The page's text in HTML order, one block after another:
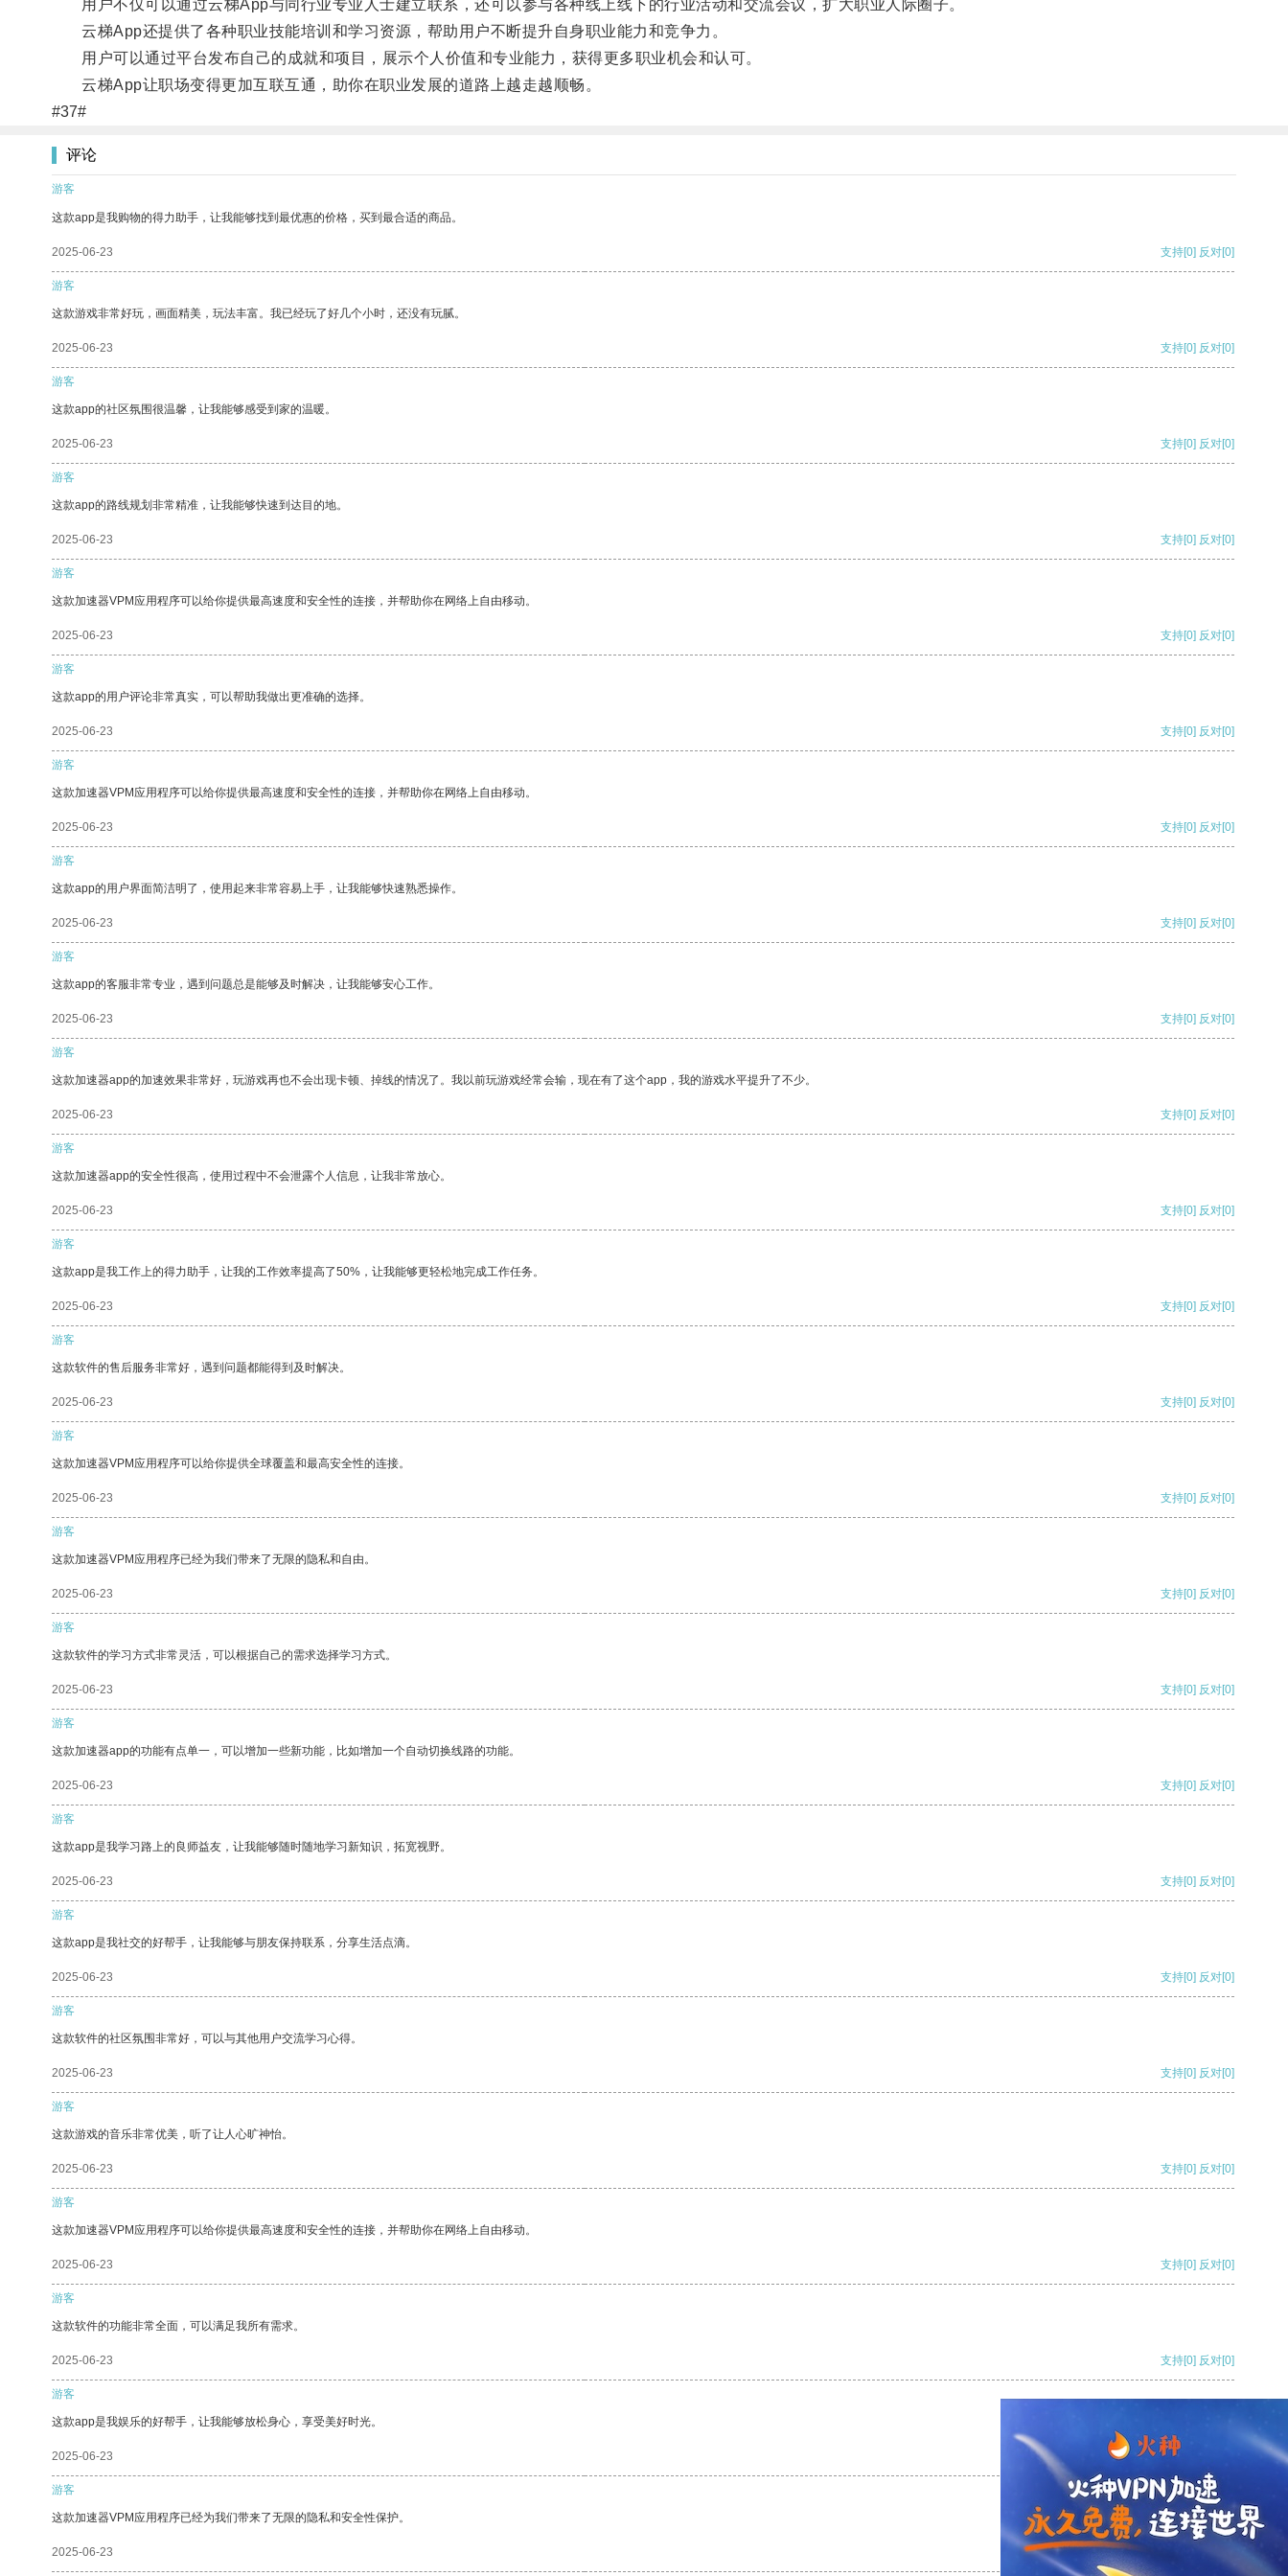
用户不仅可以通过云梯App与同行业专业人士建立联系，还可以参与各种线上线下的行业活动和交流会议，扩大职业人际圈子。
云梯App还提供了各种职业技能培训和学习资源，帮助用户不断提升自身职业能力和竞争力。
用户可以通过平台发布自己的成就和项目，展示个人价值和专业能力，获得更多职业机会和认可。
云梯App让职场变得更加互联互通，助你在职业发展的道路上越走越顺畅。
#37#
评论
游客
这款app是我购物的得力助手，让我能够找到最优惠的价格，买到最合适的商品。
2025-06-23 支持[0] 反对[0]
游客
这款游戏非常好玩，画面精美，玩法丰富。我已经玩了好几个小时，还没有玩腻。
2025-06-23 支持[0] 反对[0]
游客
这款app的社区氛围很温馨，让我能够感受到家的温暖。
2025-06-23 支持[0] 反对[0]
游客
这款app的路线规划非常精准，让我能够快速到达目的地。
2025-06-23 支持[0] 反对[0]
游客
这款加速器VPM应用程序可以给你提供最高速度和安全性的连接，并帮助你在网络上自由移动。
2025-06-23 支持[0] 反对[0]
游客
这款app的用户评论非常真实，可以帮助我做出更准确的选择。
2025-06-23 支持[0] 反对[0]
游客
这款加速器VPM应用程序可以给你提供最高速度和安全性的连接，并帮助你在网络上自由移动。
2025-06-23 支持[0] 反对[0]
游客
这款app的用户界面简洁明了，使用起来非常容易上手，让我能够快速熟悉操作。
2025-06-23 支持[0] 反对[0]
游客
这款app的客服非常专业，遇到问题总是能够及时解决，让我能够安心工作。
2025-06-23 支持[0] 反对[0]
游客
这款加速器app的加速效果非常好，玩游戏再也不会出现卡顿、掉线的情况了。我以前玩游戏经常会输，现在有了这个app，我的游戏水平提升了不少。
2025-06-23 支持[0] 反对[0]
游客
这款加速器app的安全性很高，使用过程中不会泄露个人信息，让我非常放心。
2025-06-23 支持[0] 反对[0]
游客
这款app是我工作上的得力助手，让我的工作效率提高了50%，让我能够更轻松地完成工作任务。
2025-06-23 支持[0] 反对[0]
游客
这款软件的售后服务非常好，遇到问题都能得到及时解决。
2025-06-23 支持[0] 反对[0]
游客
这款加速器VPM应用程序可以给你提供全球覆盖和最高安全性的连接。
2025-06-23 支持[0] 反对[0]
游客
这款加速器VPM应用程序已经为我们带来了无限的隐私和自由。
2025-06-23 支持[0] 反对[0]
游客
这款软件的学习方式非常灵活，可以根据自己的需求选择学习方式。
2025-06-23 支持[0] 反对[0]
游客
这款加速器app的功能有点单一，可以增加一些新功能，比如增加一个自动切换线路的功能。
2025-06-23 支持[0] 反对[0]
游客
这款app是我学习路上的良师益友，让我能够随时随地学习新知识，拓宽视野。
2025-06-23 支持[0] 反对[0]
游客
这款app是我社交的好帮手，让我能够与朋友保持联系，分享生活点滴。
2025-06-23 支持[0] 反对[0]
游客
这款软件的社区氛围非常好，可以与其他用户交流学习心得。
2025-06-23 支持[0] 反对[0]
游客
这款游戏的音乐非常优美，听了让人心旷神怡。
2025-06-23 支持[0] 反对[0]
游客
这款加速器VPM应用程序可以给你提供最高速度和安全性的连接，并帮助你在网络上自由移动。
2025-06-23 支持[0] 反对[0]
游客
这款软件的功能非常全面，可以满足我所有需求。
2025-06-23 支持[0] 反对[0]
游客
这款app是我娱乐的好帮手，让我能够放松身心，享受美好时光。
2025-06-23 支持
游客
这款加速器VPM应用程序已经为我们带来了无限的隐私和安全性保护。
2025-06-23